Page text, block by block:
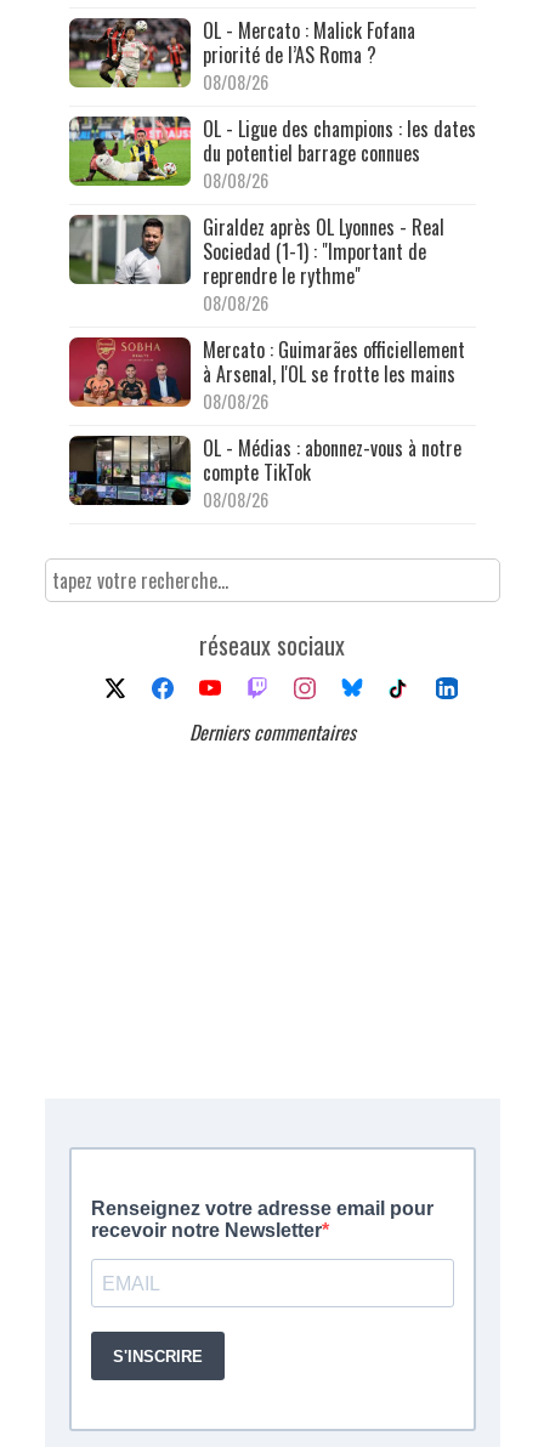
OL - Mercato : Malick Fofana
priorité de l’AS Roma ?
08/08/26
OL - Ligue des champions : les dates
du potentiel barrage connues
08/08/26
Giraldez après OL Lyonnes - Real
Sociedad (1-1) : "Important de
reprendre le rythme"
08/08/26
Mercato : Guimarães officiellement
à Arsenal, l'OL se frotte les mains
08/08/26
OL - Médias : abonnez-vous à notre
compte TikTok
08/08/26
réseaux sociaux
Derniers commentaires